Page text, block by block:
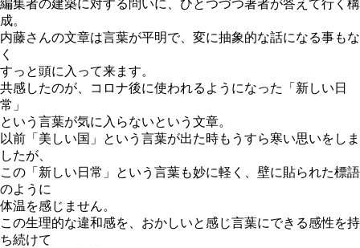
編集者の建築に対する問いに、ひとつづつ著者が答えて行く構
成。
内藤さんの文章は言葉が平明で、変に抽象的な話になる事もな
く
すっと頭に入って来ます。
共感したのが、コロナ後に使われるようになった「新しい日
常」
という言葉が気に入らないという文章。
以前「美しい国」という言葉が出た時もうすら寒い思いをしま
したが、
この「新しい日常」という言葉も妙に軽く、壁に貼られた標語
のように
体温を感じません。
この生理的な違和感を、おかしいと感じ言葉にできる感性を持
ち続けて